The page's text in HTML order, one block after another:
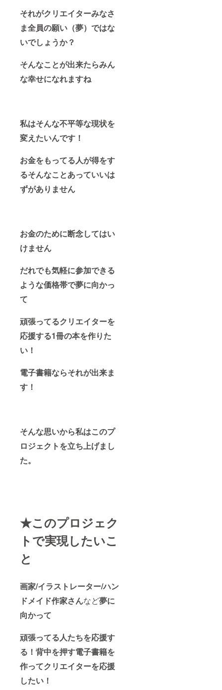
それがクリエイターみなさ
ま全員の願い（夢）ではな
いでしょうか？
そんなことが出来たらみん
な幸せになれますね
私はそんな不平等な現状を
変えたいんです！
お金をもってる人が得をす
るそんなことあっていいは
ずがありません
お金のために断念してはい
けません
だれでも気軽に参加できる
ような価格帯で夢に向かっ
て
頑張ってるクリエイターを
応援する1冊の本を作りた
い！
電子書籍ならそれが出来ま
す！
そんな思いから私はこのプ
ロジェクトを立ち上げまし
た。
★このプロジェク
トで実現したいこ
と
画家/イラストレーター/ハン
ドメイド作家さんなど夢に
向かって
頑張ってる人たちを応援す
る！背中を押す電子書籍を
作ってクリエイターを応援
したい！